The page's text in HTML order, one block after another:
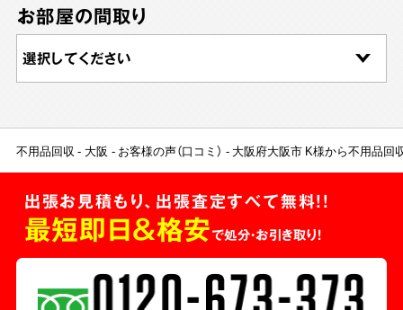
お部屋の間取り
不用品回収 大阪 お客様の声（口コミ） 大阪府大阪市 K様から不用品回
出張お見積もり、出張査定すべて無料!!
最短即日＆格安で処分・お引き取り！